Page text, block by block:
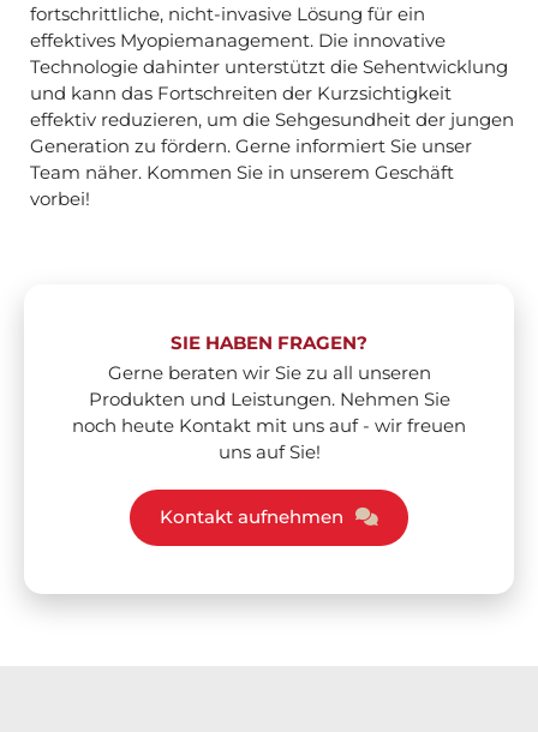
fortschrittliche, nicht-invasive Lösung für ein
effektives Myopiemanagement. Die innovative
Technologie dahinter unterstützt die Sehentwicklung
und kann das Fortschreiten der Kurzsichtigkeit
effektiv reduzieren, um die Sehgesundheit der jungen
Generation zu fördern. Gerne informiert Sie unser
Team näher. Kommen Sie in unserem Geschäft
vorbei!
SIE HABEN FRAGEN?
Gerne beraten wir Sie zu all unseren
Produkten und Leistungen. Nehmen Sie
noch heute Kontakt mit uns auf - wir freuen
uns auf Sie!
Kontakt aufnehmen